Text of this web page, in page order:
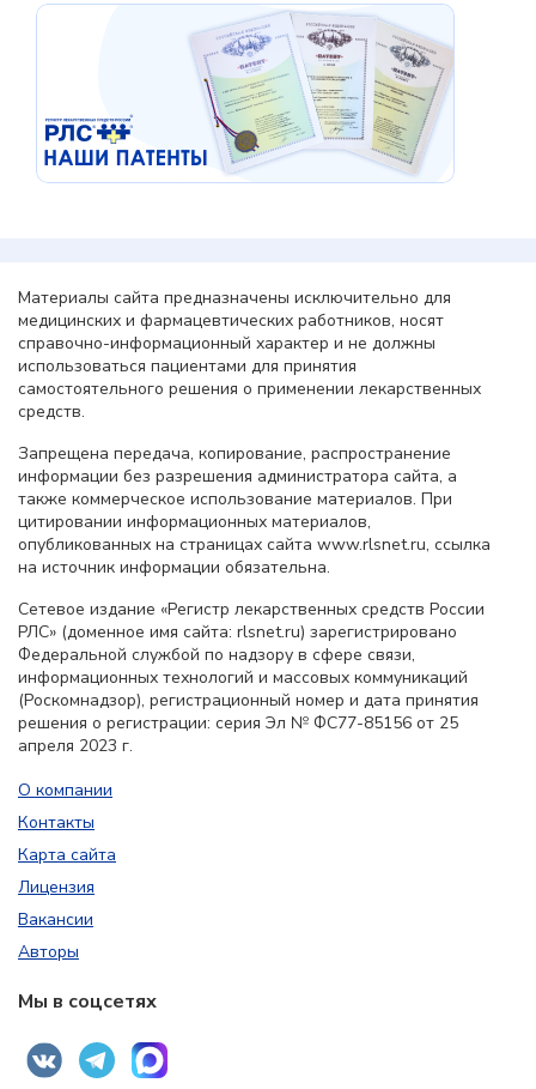
Материалы сайта предназначены исключительно для
медицинских и фармацевтических работников, носят
справочно-информационный характер и не должны
использоваться пациентами для принятия
самостоятельного решения о применении лекарственных
средств.
Запрещена передача, копирование, распространение
информации без разрешения администратора сайта, а
также коммерческое использование материалов. При
цитировании информационных материалов,
опубликованных на страницах сайта www.rlsnet.ru, ссылка
на источник информации обязательна.
Сетевое издание «Регистр лекарственных средств России
РЛС» (доменное имя сайта: rlsnet.ru) зарегистрировано
Федеральной службой по надзору в сфере связи,
информационных технологий и массовых коммуникаций
(Роскомнадзор), регистрационный номер и дата принятия
решения о регистрации: серия Эл № ФС77-85156 от 25
апреля 2023 г.
О компании
Контакты
Карта сайта
Лицензия
Вакансии
Авторы
Мы в соцсетях